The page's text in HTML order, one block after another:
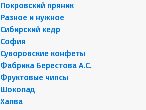
Покровский пряник
Разное и нужное
Сибирский кедр
София
Суворовские конфеты
Фабрика Берестова А.С.
Фруктовые чипсы
Шоколад
Халва